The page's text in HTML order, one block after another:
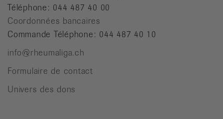
Téléphone: 044 487 40 00
Coordonnées bancaires
Commande Téléphone: 044 487 40 10
info@rheumaliga.ch
Formulaire de contact
Univers des dons